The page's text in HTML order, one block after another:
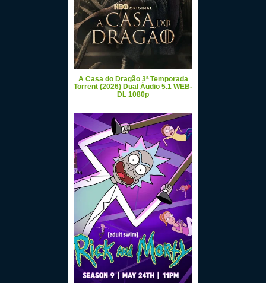
A Casa do Dragão 3ª Temporada
Torrent (2026) Dual Áudio 5.1 WEB-
DL 1080p